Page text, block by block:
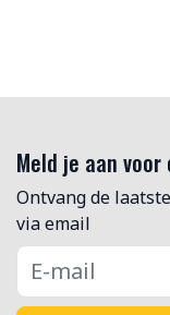
Meld je aan
Ontvang de
via email